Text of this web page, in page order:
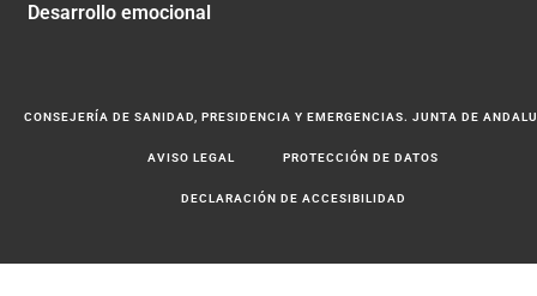
Desarrollo emocional
CONSEJERÍA DE SANIDAD, PRESIDENCIA Y EMERGENCIAS. JUNTA DE
AVISO LEGAL PROTECCIÓN DE DATOS
DECLARACIÓN DE ACCESIBILIDAD